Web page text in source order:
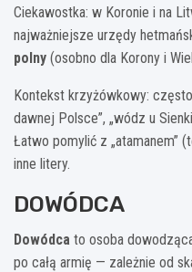
Ciekawostka: w Koronie i na
najważniejsze urzędy
polny (osobno dla Korony i
Kontekst krzyżówkowy:
dawnej Polsce”, „wódz u
Łatwo pomylić z „atamanem”
inne litery.
DOWÓDCA
Dowódca to osoba
po całą armię — zależnie od